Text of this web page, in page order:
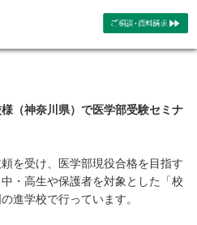
（神奈川県）で医学部受験セミナ
を受け、医学部現役合格を目指す
・高生や保護者を対象とした「校
進学校で行っています。